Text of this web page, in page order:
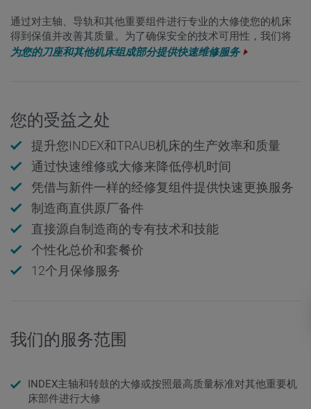
通过对主轴、导轨和其他重要组件进行专业的大修使您的机床
得到保值并改善其质量。为了确保安全的技术可用性，我们将
为您的刀座和其他机床组成部分提供快速维修服务
您的受益之处
提升您INDEX和TRAUB机床的生产效率和质量
通过快速维修或大修来降低停机时间
凭借与新件一样的经修复组件提供快速更换服务
制造商直供原厂备件
直接源自制造商的专有技术和技能
个性化总价和套餐价
12个月保修服务
我们的服务范围
INDEX主轴和转鼓的大修或按照最高质量标准对其他重要机
床部件进行大修